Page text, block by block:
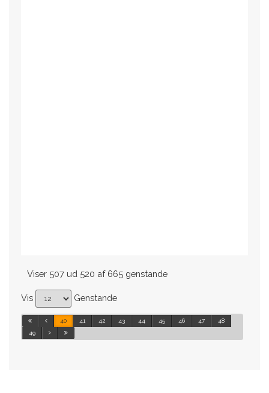
Viser 507 ud 520 af 665 genstande
Vis Genstande
40 41 42 43 44 45 46 47
48
49